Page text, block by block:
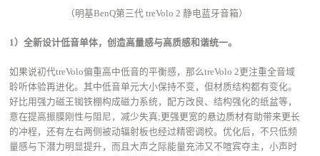
（明基BenQ第三代 treVolo 2 静电蓝牙音箱）
1）全新设计低音单体，创造高量感与高质感和谐统一。
如果说初代treVolo偏重高中低音的平衡感，那么treVolo 2更注重全音域
聆听体验再进化。其中低音单元大小保持不变，但材质结构都有变化。
好比用强力磁王铷铁棚构成磁力系统，配方改良、结构强化的纸盆等，
意在提高振膜刚性与阻尼，减少失真;更强更宽的悬边质材有助带来更长
的冲程，还有左右两侧被动辐射板也经过精密调校。优化后，不只低频
量感与下潜力明显提升，而且大声之际能量充沛又不喧宾夺主，小声时